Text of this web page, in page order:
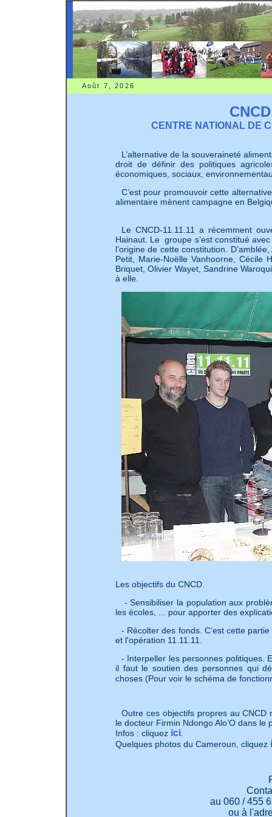
Août 7, 2026
CENTRE NATIONAL DE
L’alternative de la souveraineté
droit de définir des politiques
économiques, sociaux,
C’est pour promouvoir cette
alimentaire mènent campagne en
Le CNCD-11.11.11 a récemment
Hainaut. Le groupe s’est constitué
l’origine de cette constitution.
Petit, Marie-Noëlle Vanhoorne, Cécile
Briquet, Olivier Wayet, Sandrine
à elle.
Les objectifs du CNCD.
- Sensibiliser la population aux
les écoles, ... pour apporter des
- Récolter des fonds. C’est cette
et l'opération 11.11.11.
- Interpeller les personnes politiques.
il faut le soutien des personnes qui
choses (Pour voir le schéma de
Outre ces objectifs propres au
le docteur Firmin Ndongo Alo’O dans le
Infos : cliquez ici
Quelques photos du Cameroun, cliquez
au 060 / 455
ou à